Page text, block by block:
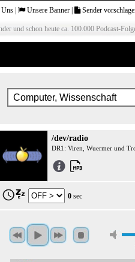
Unsere Banner Sender
und schon heute ca. 100.000 Podcast-
/dev/radio
DR1: Viren, Wuermer und
0 sec